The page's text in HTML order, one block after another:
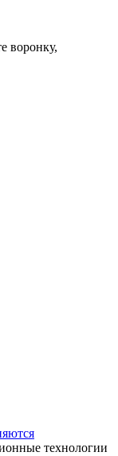
воронку,
технологии